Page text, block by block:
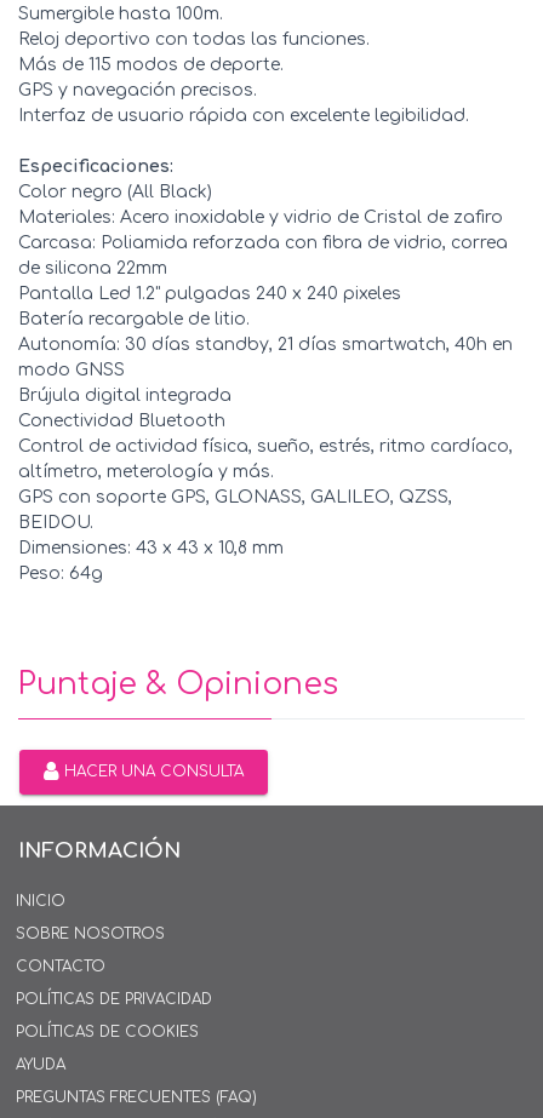
Sumergible hasta 100m.
Reloj deportivo con todas las funciones.
Más de 115 modos de deporte.
GPS y navegación precisos.
Interfaz de usuario rápida con excelente legibilidad.
Especificaciones:
Color negro (All Black)
Materiales: Acero inoxidable y vidrio de Cristal de zafiro
Carcasa: Poliamida reforzada con fibra de vidrio, correa
de silicona 22mm
Pantalla Led 1.2" pulgadas 240 x 240 pixeles
Batería recargable de litio.
Autonomía: 30 días standby, 21 días smartwatch, 40h en
modo GNSS
Brújula digital integrada
Conectividad Bluetooth
Control de actividad física, sueño, estrés, ritmo cardíaco,
altímetro, meterología y más.
GPS con soporte GPS, GLONASS, GALILEO, QZSS,
BEIDOU.
Dimensiones: 43 x 43 x 10,8 mm
Peso: 64g
Puntaje & Opiniones
HACER UNA CONSULTA
INFORMACIÓN
INICIO
SOBRE NOSOTROS
CONTACTO
POLÍTICAS DE PRIVACIDAD
POLÍTICAS DE COOKIES
AYUDA
PREGUNTAS FRECUENTES (FAQ)